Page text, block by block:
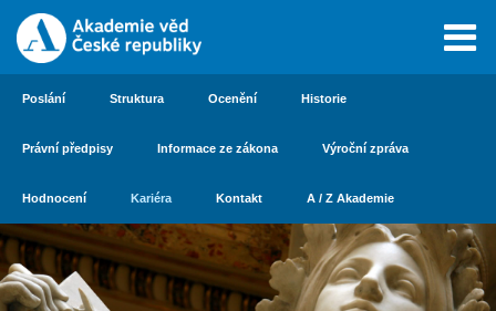
Poslání Struktura Ocenění Historie
Právní předpisy Informace ze zákona Výroční zpráva
Hodnocení Kariéra Kontakt A / Z Akademie